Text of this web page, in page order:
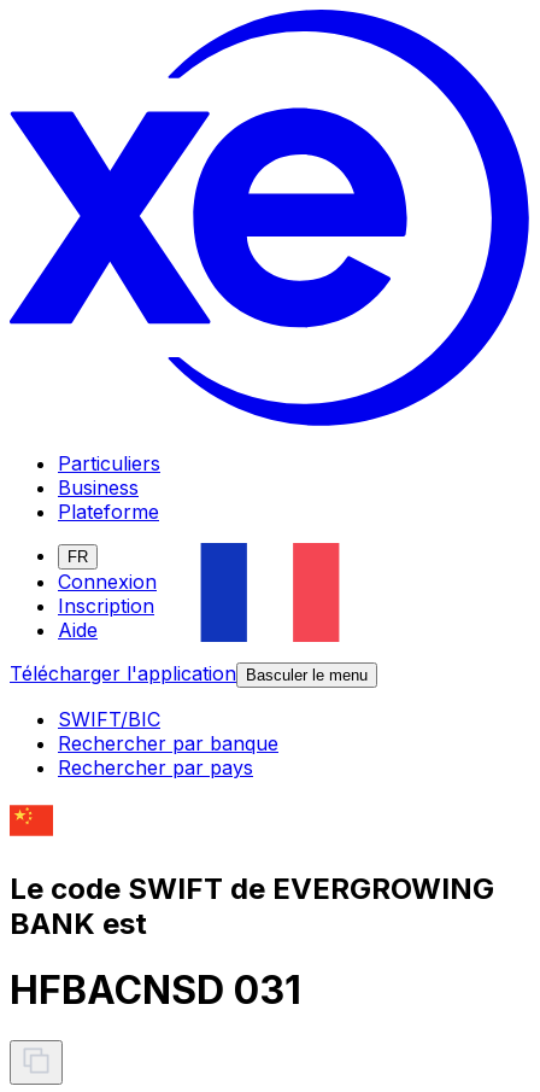
Particuliers
Business
Plateforme
FR
Connexion
Inscription
Aide
Télécharger l'application
Basculer le menu
SWIFT/BIC
Rechercher par banque
Rechercher par pays
Le code SWIFT de EVERGROWING
BANK est
HFBACNSD 031